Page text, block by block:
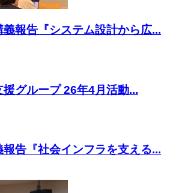
義報告『システム設計から広...
グループ 26年4月活動...
告『社会インフラを支える...